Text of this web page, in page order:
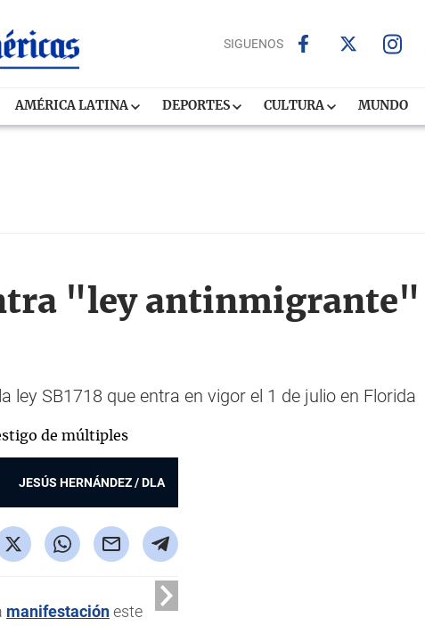
SIGUENOS
AMÉRICA LATINA DEPORTES CULTURA MUNDO
"ley antinmigrante"
SB1718 que entra en vigor el 1 de julio en Florida
JESÚS HERNÁNDEZ / DLA
manifestacióneste